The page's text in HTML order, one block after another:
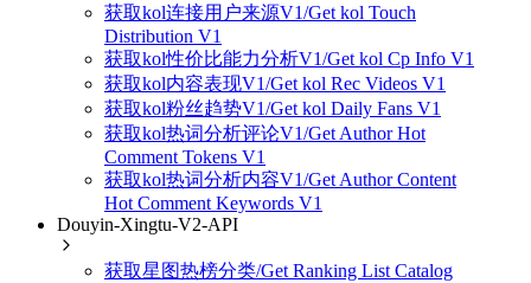
获取kol连接用户来源V1/Get kol Touch
Distribution V1
获取kol性价比能力分析V1/Get kol Cp Info V1
获取kol内容表现V1/Get kol Rec Videos V1
获取kol粉丝趋势V1/Get kol Daily Fans V1
获取kol热词分析评论V1/Get Author Hot
Comment Tokens V1
获取kol热词分析内容V1/Get Author Content
Hot Comment Keywords V1
Douyin-Xingtu-V2-API
获取星图热榜分类/Get Ranking List Catalog